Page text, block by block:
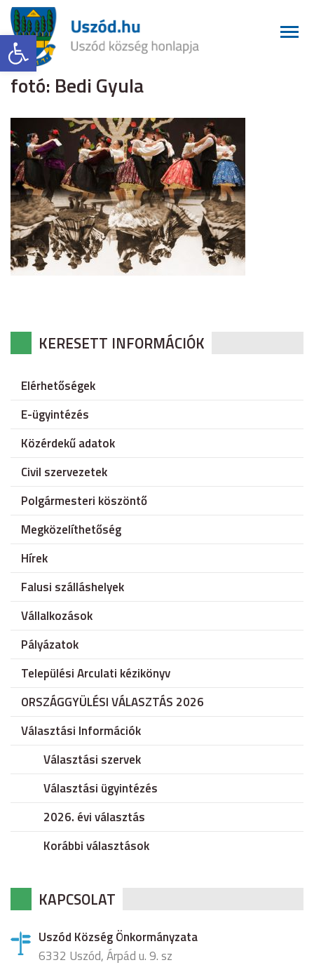
Eszköztár megnyitása
fotó: Bedi Gyula
KERESETT INFORMÁCIÓK
Elérhetőségek
E-ügyintézés
Közérdekű adatok
Civil szervezetek
Polgármesteri köszöntő
Megközelíthetőség
Hírek
Falusi szálláshelyek
Vállalkozások
Pályázatok
Települési Arculati kézikönyv
ORSZÁGGYÜLÉSI VÁLASZTÁS 2026
Választási Információk
Választási szervek
Választási ügyintézés
2026. évi választás
Korábbi választások
KAPCSOLAT
Uszód Község Önkormányzata
6332 Uszód, Árpád u. 9. sz